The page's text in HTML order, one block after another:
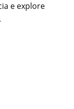
e explore